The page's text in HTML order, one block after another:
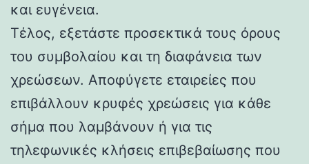
και ευγένεια.
Τέλος, εξετάστε προσεκτικά τους όρους
του συμβολαίου και τη διαφάνεια των
χρεώσεων. Αποφύγετε εταιρείες που
επιβάλλουν κρυφές χρεώσεις για κάθε
σήμα που λαμβάνουν ή για τις
τηλεφωνικές κλήσεις επιβεβαίωσης που